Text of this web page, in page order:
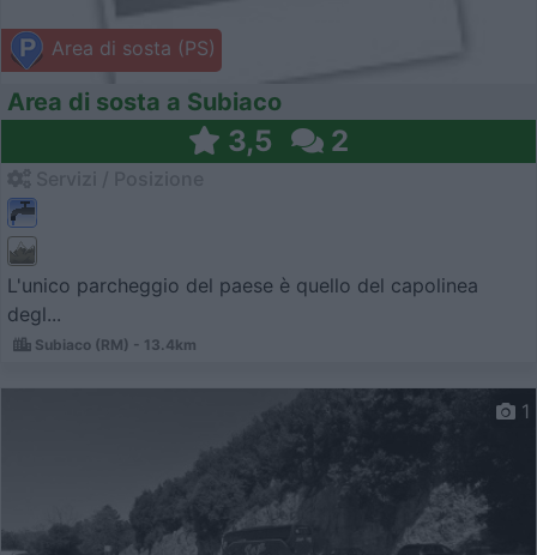
Area di sosta (PS)
Area di sosta a Subiaco
3,5 2
L'unico parcheggio del paese è quello del capolinea
degl...
Subiaco (RM) - 13.4km
1